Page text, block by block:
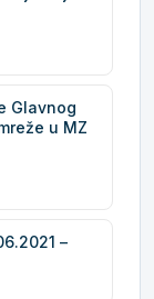
Glavnog
u MZ
–